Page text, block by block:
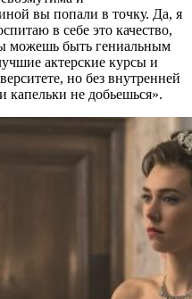
вы попали в точку. Да, я
в себе это качество,
можешь быть гениальным
актерские курсы и
но без внутренней
капельки не добьешься».